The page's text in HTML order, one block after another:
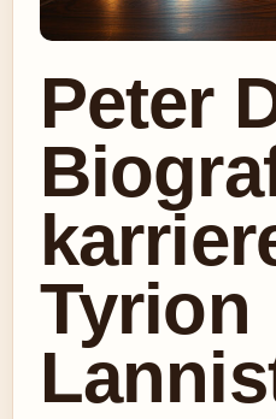
Peter
Tyrion